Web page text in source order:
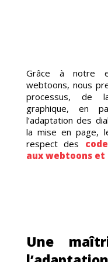
Grâce à notre
webtoons, nous
processus, de
graphique, en
l’adaptation des
la mise en page,
respect des
aux webtoons et
Une